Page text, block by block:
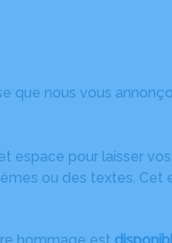
que nous vous
espace pour laisser
ou des textes. Cet